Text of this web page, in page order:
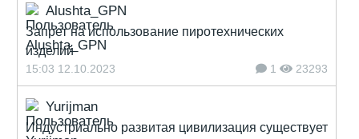
Alushta_GPN
Запрет на использование пиротехнических
изделий
15:03 12.10.2023 1 23293
Yurijman
Индустриально развитая цивилизация существует